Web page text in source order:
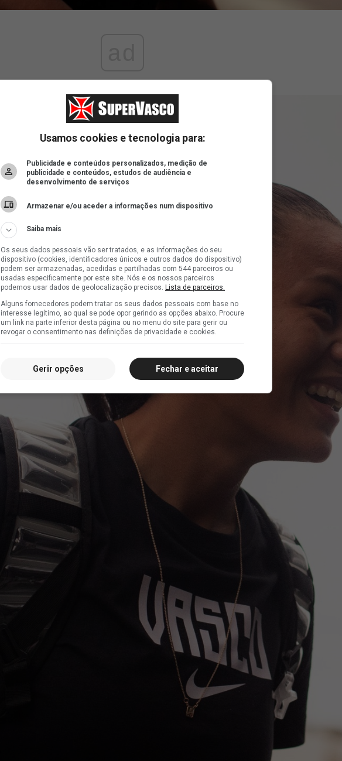
Usamos cookies e tecnologia para:
Publicidade e conteúdos personalizados, medição de
publicidade e conteúdos, estudos de audiência e
desenvolvimento de serviços
Armazenar e/ou aceder a informações num dispositivo
Saiba mais
Os seus dados pessoais vão ser tratados, e as informações do seu
dispositivo (cookies, identificadores únicos e outros dados do dispositivo)
podem ser armazenadas, acedidas e partilhadas com 544 parceiros ou
usadas especificamente por este site. Nós e os nossos parceiros
podemos usar dados de geolocalização precisos. Lista de parceiros.
Alguns fornecedores podem tratar os seus dados pessoais com base no
interesse legítimo, ao qual se pode opor gerindo as opções abaixo. Procure
um link na parte inferior desta página ou no menu do site para gerir ou
revogar o consentimento nas definições de privacidade e cookies.
Fechar e aceitar
Gerir opções